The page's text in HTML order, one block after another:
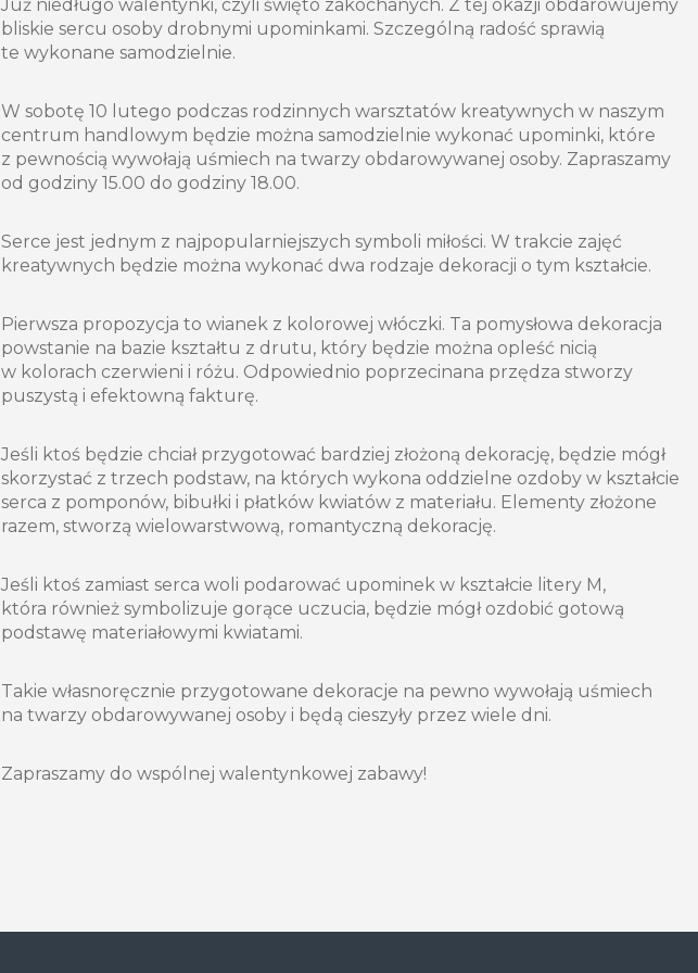
Już niedługo walentynki, czyli święto zakochanych. Z tej okazji obdarowujemy
bliskie sercu osoby drobnymi upominkami. Szczególną radość sprawią
te wykonane samodzielnie.
W sobotę 10 lutego podczas rodzinnych warsztatów kreatywnych w naszym
centrum handlowym będzie można samodzielnie wykonać upominki, które
z pewnością wywołają uśmiech na twarzy obdarowywanej osoby. Zapraszamy
od godziny 15.00 do godziny 18.00.
Serce jest jednym z najpopularniejszych symboli miłości. W trakcie zajęć
kreatywnych będzie można wykonać dwa rodzaje dekoracji o tym kształcie.
Pierwsza propozycja to wianek z kolorowej włóczki. Ta pomysłowa dekoracja
powstanie na bazie kształtu z drutu, który będzie można opleść nicią
w kolorach czerwieni i różu. Odpowiednio poprzecinana przędza stworzy
puszystą i efektowną fakturę.
Jeśli ktoś będzie chciał przygotować bardziej złożoną dekorację, będzie mógł
skorzystać z trzech podstaw, na których wykona oddzielne ozdoby w kształcie
serca z pomponów, bibułki i płatków kwiatów z materiału. Elementy złożone
razem, stworzą wielowarstwową, romantyczną dekorację.
Jeśli ktoś zamiast serca woli podarować upominek w kształcie litery M,
która również symbolizuje gorące uczucia, będzie mógł ozdobić gotową
podstawę materiałowymi kwiatami.
Takie własnoręcznie przygotowane dekoracje na pewno wywołają uśmiech
na twarzy obdarowywanej osoby i będą cieszyły przez wiele dni.
Zapraszamy do wspólnej walentynkowej zabawy!